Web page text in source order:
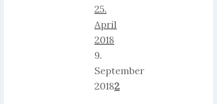
25.
April
2018
9.
September
20182